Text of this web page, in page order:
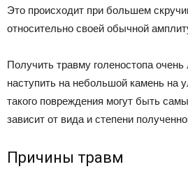
Это происходит при большем
относительно своей обычной
Получить травму голеностопа
наступить на небольшой камень на
такого повреждения могут быть
зависит от вида и степени
Причины травм